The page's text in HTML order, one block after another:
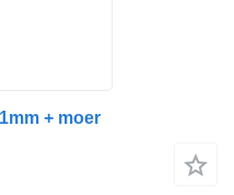
+ moer